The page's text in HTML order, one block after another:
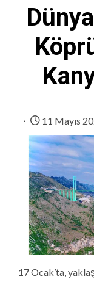
11 Mayıs
17 Ocak’ta,